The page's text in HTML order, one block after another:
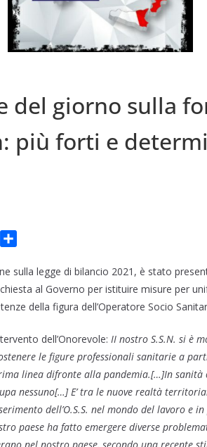
del giorno sulla
più forti e
n
d
i
i
d
i
sulla legge di bilancio 2021, è stato
al Governo per istituire misure per
della figura dell’Operatore Socio
dell’Onorevole: II nostro S.S.N. si è
le figure professionali sanitarie a
linea difronte alla pandemia.[…]In sanità
nessuno[…] E’ tra le nuove realtà
dell’O.S.S. nel mondo del lavoro e
paese ha fatto emergere diverse